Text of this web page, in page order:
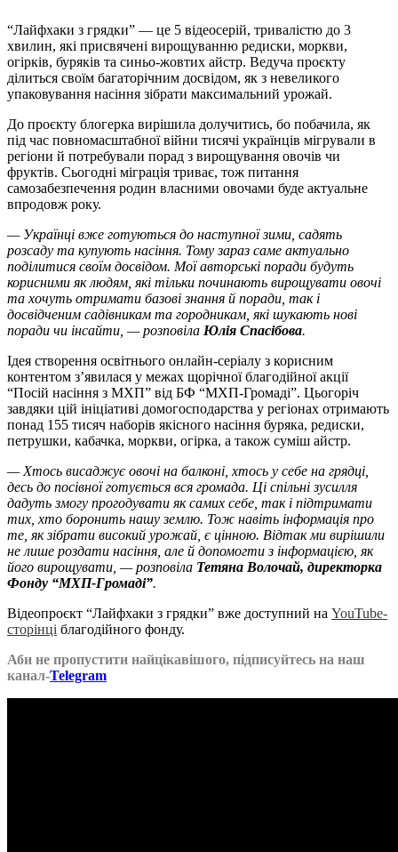
“Лайфхаки з грядки” — це 5 відеосерій, тривалістю до 3
хвилин, які присвячені вирощуванню редиски, моркви,
огірків, буряків та синьо-жовтих айстр. Ведуча проєкту
ділиться своїм багаторічним досвідом, як з невеликого
упаковування насіння зібрати максимальний урожай.
До проєкту блогерка вирішила долучитись, бо побачила, як
під час повномасштабної війни тисячі українців мігрували в
регіони й потребували порад з вирощування овочів чи
фруктів. Сьогодні міграція триває, тож питання
самозабезпечення родин власними овочами буде актуальне
впродовж року.
— Українці вже готуються до наступної зими, садять
розсаду та купують насіння. Тому зараз саме актуально
поділитися своїм досвідом. Мої авторські поради будуть
корисними як людям, які тільки починають вирощувати овочі
та хочуть отримати базові знання й поради, так і
досвідченим садівникам та городникам, які шукають нові
поради чи інсайти, — розповіла Юлія Спасібова.
Ідея створення освітнього онлайн-серіалу з корисним
контентом з’явилася у межах щорічної благодійної акції
“Посій насіння з МХП” від БФ “МХП-Громаді”. Цьогоріч
завдяки цій ініціативі домогосподарства у регіонах отримають
понад 155 тисяч наборів якісного насіння буряка, редиски,
петрушки, кабачка, моркви, огірка, а також суміш айстр.
— Хтось висаджує овочі на балконі, хтось у себе на грядці,
десь до посівної готується вся громада. Ці спільні зусилля
дадуть змогу прогодувати як самих себе, так і підтримати
тих, хто боронить нашу землю. Тож навіть інформація про
те, як зібрати високий урожай, є цінною. Відтак ми вирішили
не лише роздати насіння, але й допомогти з інформацією, як
його вирощувати, — розповіла Тетяна Волочай, директорка
Фонду “МХП-Громаді”.
Відеопроєкт “Лайфхаки з грядки” вже доступний на YouTube-
сторінці благодійного фонду.
Аби не пропустити найцікавішого, підписуйтесь на наш
канал-Telegram